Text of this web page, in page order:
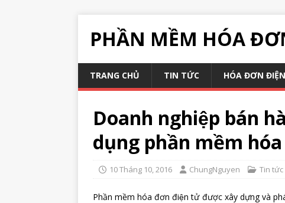
PHẦN MỀM HÓA
TRANG CHỦ TIN TỨC HÓA ĐƠN
Doanh nghiệp bán
dụng phần mềm
10 Tháng 10, 2016 ChungNguyen Tin tức
Phần mềm hóa đơn điện tử được xây dựng và